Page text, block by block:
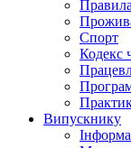
Спорт
Кодекс
Випускнику